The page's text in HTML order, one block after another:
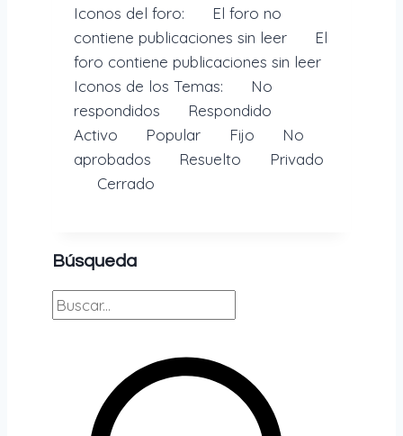
Iconos del foro:
El foro no
contiene publicaciones sin leer
El
foro contiene publicaciones sin leer
Iconos de los Temas:
No
respondidos
Respondido
Activo
Popular Fijo
No
aprobados
Resuelto
Privado
Cerrado
Búsqueda